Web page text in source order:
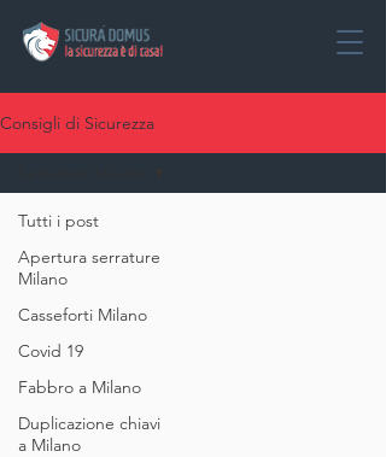
Consigli di Sicurezza
Tutti i post
Apertura serrature
Milano
Casseforti Milano
Covid 19
Fabbro a Milano
Duplicazione chiavi
a Milano